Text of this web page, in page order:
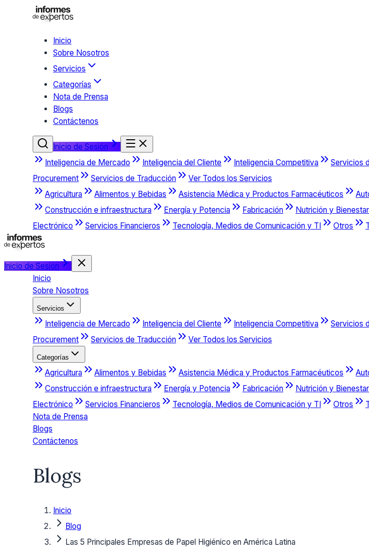
Inicio
Sobre Nosotros
Servicios
Categorías
Nota de Prensa
Blogs
Contáctenos
Inicio de Sesión
Inteligencia de Mercado
Inteligencia del Cliente Inteligencia Competitiva Servicios
Procurement
Servicios de Traducción
Ver Todos los Servicios
Agricultura
Alimentos y Bebidas Asistencia Médica y Productos Farmacéuticos
Construcción e infraestructura
Energía y Potencia Fabricación Nutrición y
Electrónico
Servicios Financieros Tecnología, Medios de Comunicación y TI Otros
Inicio de Sesión
Inicio
Sobre Nosotros
Servicios
Inteligencia de Mercado Inteligencia del Cliente Inteligencia Competitiva Servicios
Procurement
Servicios de Traducción Ver Todos los Servicios
Categorías
Agricultura Alimentos y Bebidas Asistencia Médica y Productos Farmacéuticos
Construcción e infraestructura
Energía y Potencia Fabricación Nutrición y
Electrónico
Servicios Financieros Tecnología, Medios de Comunicación y TI Otros
Nota de Prensa
Blogs
Contáctenos
Blogs
Inicio
Blog
Las 5 Principales Empresas de Papel Higiénico en América Latina